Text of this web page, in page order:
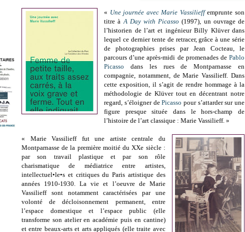
« Une journée avec Marie Vassilieffemprunte son
titre àA Day with Picasso (1997), un ouvrage de
l’historien de l’art et ingénieur Billy Klüver dans
lequel ce dernier tente de retracer, grâce à une série
de photographies prises par Jean Cocteau, le
parcours d’une après-midi de promenades de Pablo
Picasso dans les rues de Montparnasse en
compagnie, notamment, de Marie Vassilieff. Dans
cette exposition, il s’agit de rendre hommage à la
méthodologie de Klüver tout en décentrant notre
regard, s’éloigner dePicasso pour s’attarder sur une
figure presque située dans le hors-champ de
l’histoire de l’art classique : Marie Vassilieff. »
« Marie Vassilieff fut une artiste centrale du
Montparnasse de la première moitié du XXe siècle :
par son travail plastique et par son rôle
charismatique de médiatrice entre artistes,
intellectuel•le•s et critiques du Paris artistique des
années 1910-1930. La vie et l’oeuvre de Marie
Vassilieff sont notamment caractérisées par une
volonté de décloisonnement permanent, entre
l’espace domestique et l’espace public (elle
transforme son atelier en académie puis en cantine)
et entre beaux-arts et arts appliqués (elle traite avec